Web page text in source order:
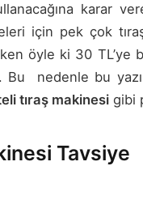
karar
için pek çok
öyle ki 30 TL’ye
Bu nedenle bu
tıraş makinesi gibi
Tavsiye